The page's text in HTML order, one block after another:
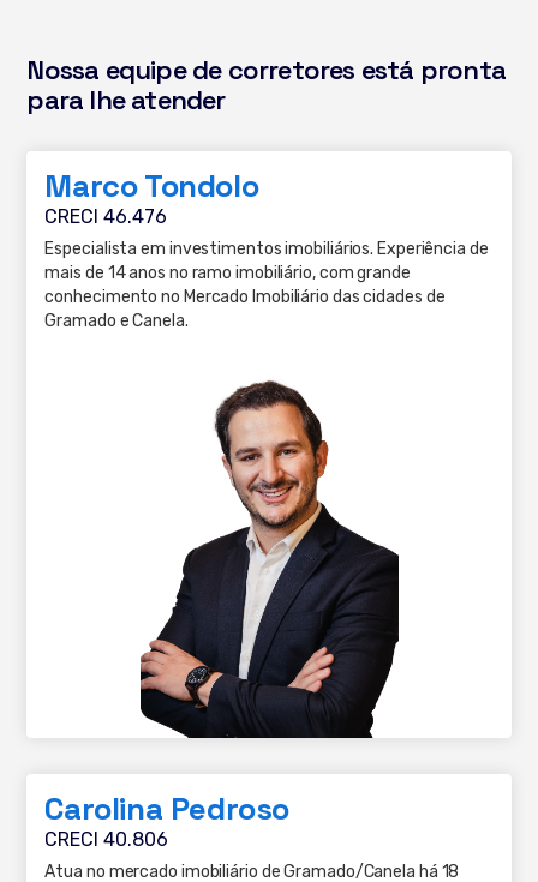
Nossa equipe de corretores está pronta
para lhe atender
Marco Tondolo
CRECI 46.476
Especialista em investimentos imobiliários. Experiência de
mais de 14 anos no ramo imobiliário, com grande
conhecimento no Mercado Imobiliário das cidades de
Gramado e Canela.
Carolina Pedroso
CRECI 40.806
Atua no mercado imobiliário de Gramado/Canela há 18